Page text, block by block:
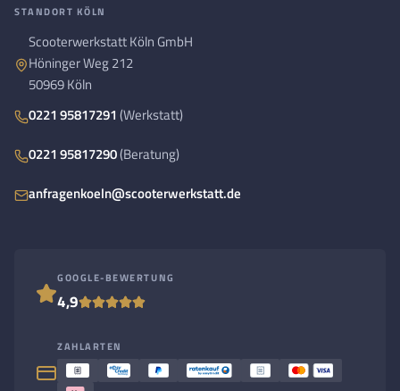
STANDORT KÖLN
Scooterwerkstatt Köln GmbH
Höninger Weg 212
50969 Köln
0221 95817291 (Werkstatt)
0221 95817290(Beratung)
anfragenkoeln@scooterwerkstatt.de
GOOGLE-BEWERTUNG
4,9
ZAHLARTEN